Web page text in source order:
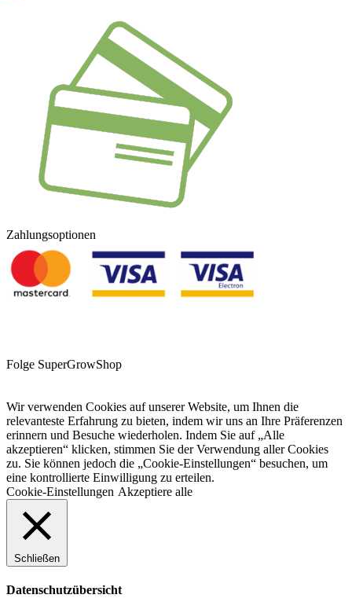
Zahlungsoptionen
Folge SuperGrowShop
Wir verwenden Cookies auf unserer Website, um Ihnen die
relevanteste Erfahrung zu bieten, indem wir uns an Ihre Präferenzen
erinnern und Besuche wiederholen. Indem Sie auf „Alle
akzeptieren“ klicken, stimmen Sie der Verwendung aller Cookies
zu. Sie können jedoch die „Cookie-Einstellungen“ besuchen, um
eine kontrollierte Einwilligung zu erteilen.
Cookie-Einstellungen Akzeptiere alle
Schließen
Datenschutzübersicht